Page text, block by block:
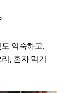
익숙하고.
, 혼자 먹기